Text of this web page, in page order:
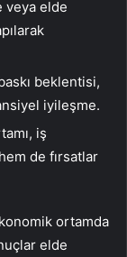
veya elde
beklentisi,
iyileşme.
iş
de fırsatlar
ortamda
elde